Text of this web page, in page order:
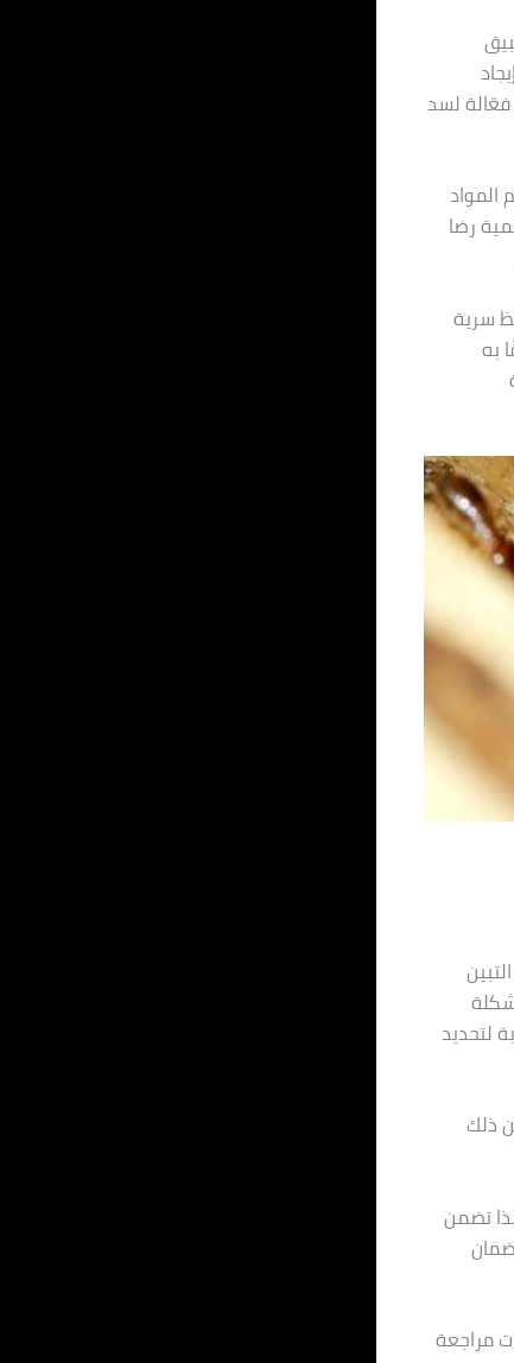
فعّالة لسد
رضا
سرية
به
لتحديد
ذلك
تضمن
مراجعة